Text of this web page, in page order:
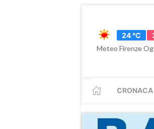
24 °C
Meteo Firenze
CRONACA